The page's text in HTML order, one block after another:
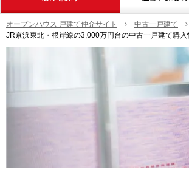
オープンハウス 戸建て仲介サイト 中古一戸建て
JR京浜東北・根岸線の3,000万円台の中古一戸建て購入